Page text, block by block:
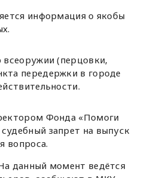
информация о якобы
всеоружии (перцовки,
передержки в городе
Фонда «Помоги
запрет на выпуск
вопроса.
данный момент ведётся